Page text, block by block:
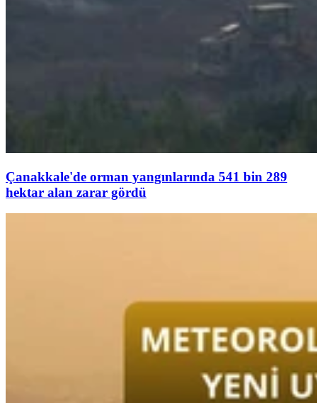
Çanakkale'de orman yangınlarında 541 bin 289
hektar alan zarar gördü